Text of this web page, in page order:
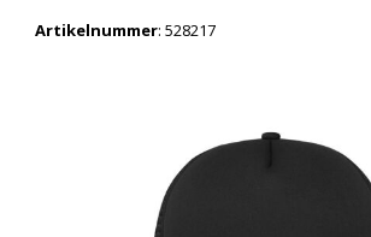
Artikelnummer: 528217